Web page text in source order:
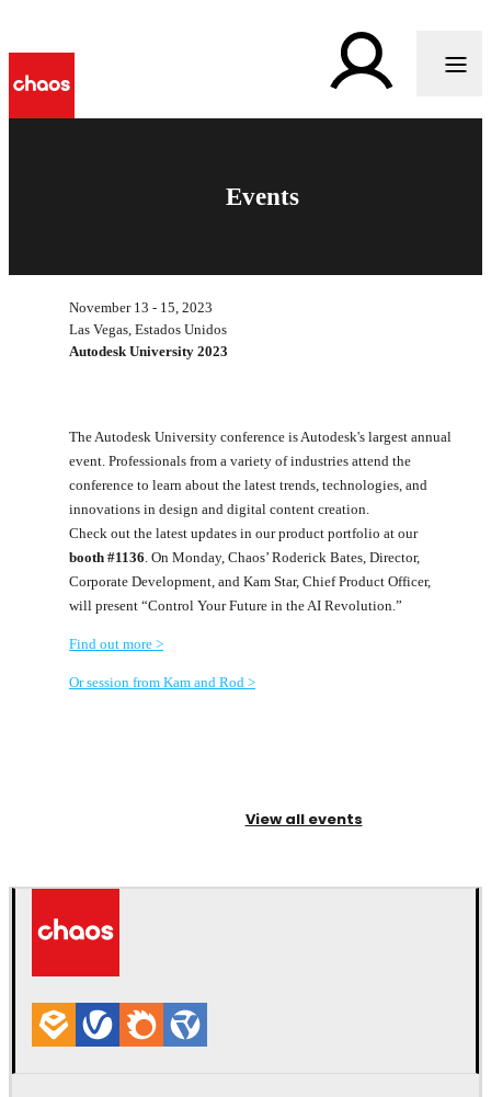
Events
November 13 - 15, 2023
Las Vegas, Estados Unidos
Autodesk University 2023
The Autodesk University conference is Autodesk's largest annual
event. Professionals from a variety of industries attend the
conference to learn about the latest trends, technologies, and
innovations in design and digital content creation.
Check out the latest updates in our product portfolio at our
booth #1136 . On Monday, Chaos’ Roderick Bates, Director,
Corporate Development, and Kam Star, Chief Product Officer,
will present “Control Your Future in the AI Revolution.”
Find out more >
Or session from Kam and Rod >
View all events